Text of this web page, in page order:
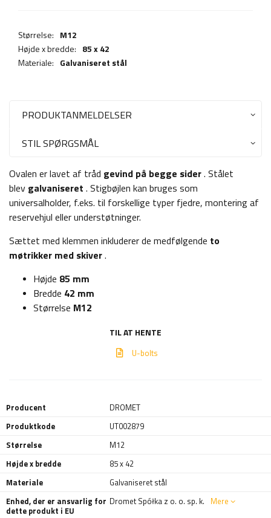
Størrelse: M12
Højde x bredde: 85 x 42
Materiale: Galvaniseret stål
PRODUKTANMELDELSER
STIL SPØRGSMÅL
Ovalen er lavet af tråd gevind på begge sider. Stålet
blev galvaniseret . Stigbøjlen kan bruges som
universalholder, f.eks. til forskellige typer fjedre, montering af
reservehjul eller understøtninger.
Sættet med klemmen inkluderer de medfølgende to
møtrikker med skiver.
Højde 85 mm
Bredde 42 mm
Størrelse M12
TIL AT HENTE
U-bolts
Producent
DROMET
Produktkode
UT002879
Størrelse
M12
Højde x bredde
85 x 42
Materiale
Galvaniseret stål
Enhed, der er ansvarlig for
dette produkt i EU
Dromet Spółka z o. o. sp. k. Mere